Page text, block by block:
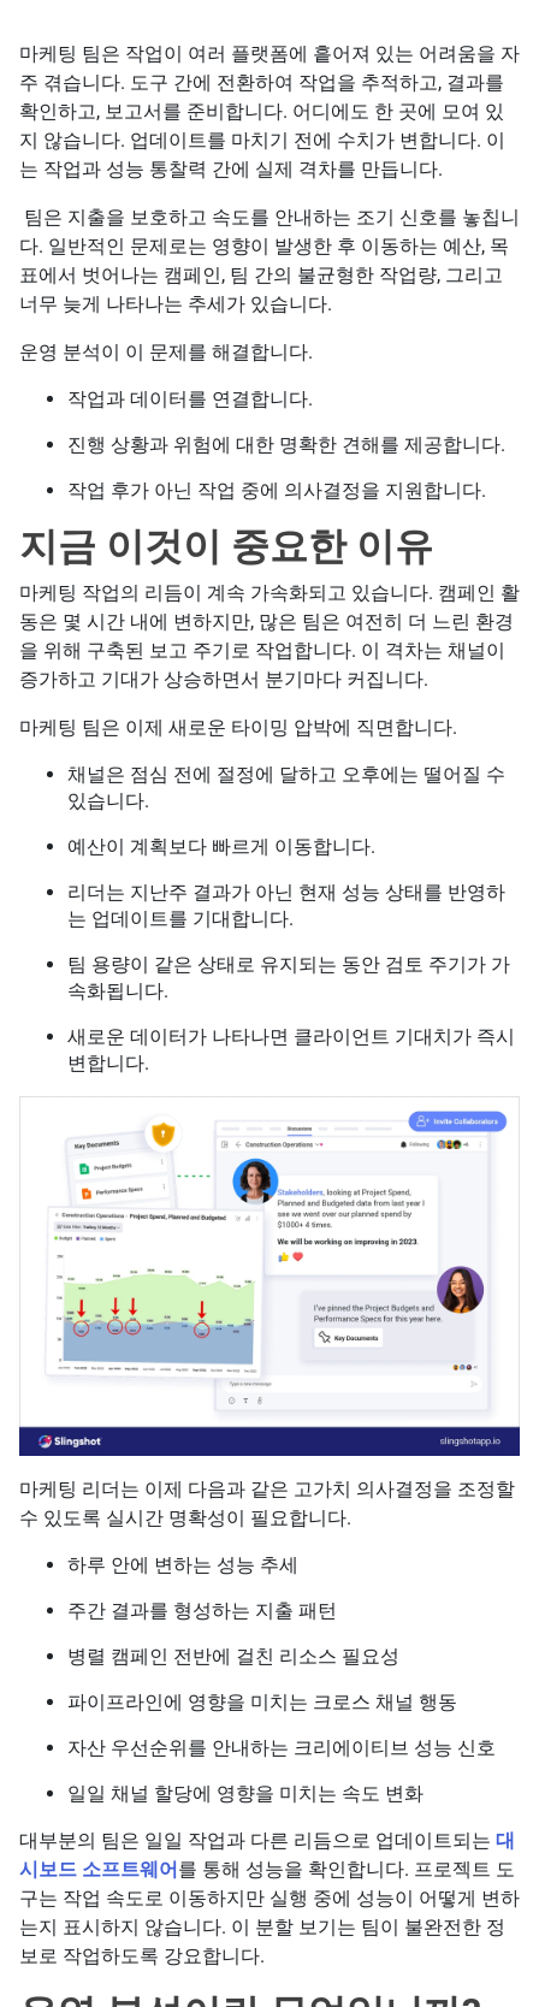
마케팅 팀은 작업이 여러 플랫폼에 흩어져 있는 어려움을 자
주 겪습니다. 도구 간에 전환하여 작업을 추적하고, 결과를
확인하고, 보고서를 준비합니다. 어디에도 한 곳에 모여 있
지 않습니다. 업데이트를 마치기 전에 수치가 변합니다. 이
는 작업과 성능 통찰력 간에 실제 격차를 만듭니다.
팀은 지출을 보호하고 속도를 안내하는 조기 신호를 놓칩니
다. 일반적인 문제로는 영향이 발생한 후 이동하는 예산, 목
표에서 벗어나는 캠페인, 팀 간의 불균형한 작업량, 그리고
너무 늦게 나타나는 추세가 있습니다.
운영 분석이 이 문제를 해결합니다.
작업과 데이터를 연결합니다.
진행 상황과 위험에 대한 명확한 견해를 제공합니다.
작업 후가 아닌 작업 중에 의사결정을 지원합니다.
지금 이것이 중요한 이유
마케팅 작업의 리듬이 계속 가속화되고 있습니다. 캠페인 활
동은 몇 시간 내에 변하지만, 많은 팀은 여전히 더 느린 환경
을 위해 구축된 보고 주기로 작업합니다. 이 격차는 채널이
증가하고 기대가 상승하면서 분기마다 커집니다.
마케팅 팀은 이제 새로운 타이밍 압박에 직면합니다.
채널은 점심 전에 절정에 달하고 오후에는 떨어질 수
있습니다.
예산이 계획보다 빠르게 이동합니다.
리더는 지난주 결과가 아닌 현재 성능 상태를 반영하
는 업데이트를 기대합니다.
팀 용량이 같은 상태로 유지되는 동안 검토 주기가 가
속화됩니다.
새로운 데이터가 나타나면 클라이언트 기대치가 즉시
변합니다.
마케팅 리더는 이제 다음과 같은 고가치 의사결정을 조정할
수 있도록 실시간 명확성이 필요합니다.
하루 안에 변하는 성능 추세
주간 결과를 형성하는 지출 패턴
병렬 캠페인 전반에 걸친 리소스 필요성
파이프라인에 영향을 미치는 크로스 채널 행동
자산 우선순위를 안내하는 크리에이티브 성능 신호
일일 채널 할당에 영향을 미치는 속도 변화
대부분의 팀은 일일 작업과 다른 리듬으로 업데이트되는 대
시보드 소프트웨어를 통해 성능을 확인합니다. 프로젝트 도
구는 작업 속도로 이동하지만 실행 중에 성능이 어떻게 변하
는지 표시하지 않습니다. 이 분할 보기는 팀이 불완전한 정
보로 작업하도록 강요합니다.